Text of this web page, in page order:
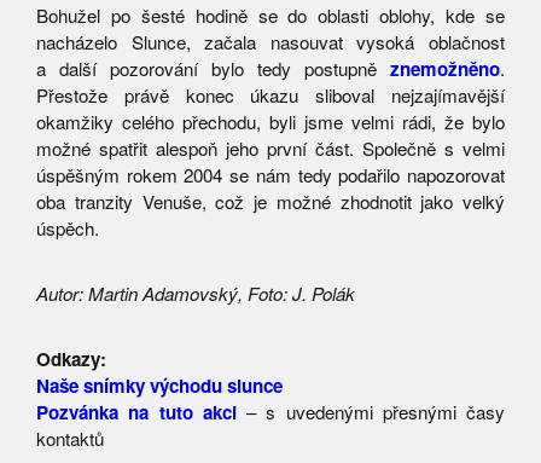
Bohužel po šesté hodině se do oblasti oblohy, kde se
nacházelo Slunce, začala nasouvat vysoká oblačnost
a další pozorování bylo tedy postupně znemožněno.
Přestože právě konec úkazu sliboval nejzajímavější
okamžiky celého přechodu, byli jsme velmi rádi, že bylo
možné spatřit alespoň jeho první část. Společně s velmi
úspěšným rokem 2004 se nám tedy podařilo napozorovat
oba tranzity Venuše, což je možné zhodnotit jako velký
úspěch.
Autor: Martin Adamovský, Foto: J. Polák
Odkazy:
Naše snímky východu slunce
Pozvánka na tuto akci– s uvedenými přesnými časy
kontaktů